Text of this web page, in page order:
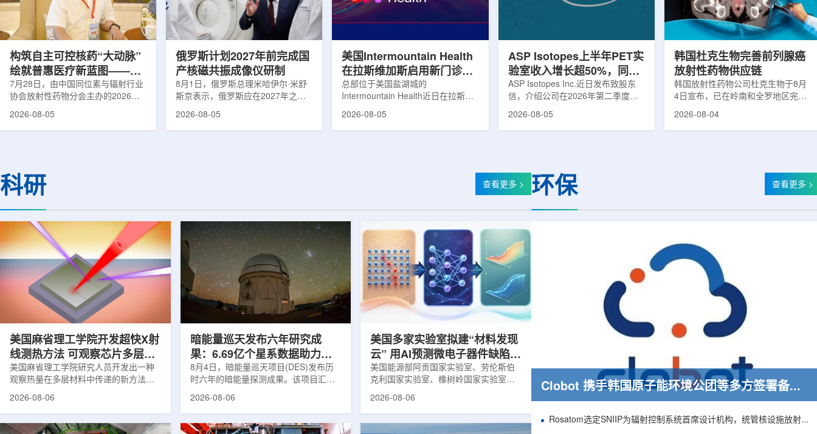
技术，旨在把物理输运模型转化为量
子电路，使粒子传播和随机游走动力
学能够直接在量子计算框架中表示和
相关放射性药物。此前，韩国所需
Lu-177完全依赖进口。由于其半衰
期约为6.6天，从生产、运输到药物
中科离子产业布局、经营情况，重点
围绕核医疗及高端装备关键技术突
会主任委员汪静、赣州市肿瘤医院党
该合作方向旨在把高分辨率三维成像
能力与图像引导机器人放射外科技术
连接起来，使医务人员能够更准确地
构筑自主可控核药“大动脉”
绘就普惠医疗新蓝图——专
访中国同辐总工程师、中核
集团首席科学家刘蕴韬
7月28日，由中国同位素与辐射行业
协会放射性药物分会主办的2026年
放射性药物创新发展大会在山西省太
辐党委委员、总工程师、中核集团首
席科学家刘蕴韬接受记者专访时表
持续缩小城乡核医疗资源差距。同
时，以...
2026-08-05
俄罗斯计划2027年前完成国
产核磁共振成像仪研制
8月1日，俄罗斯总理米哈伊尔·米舒
斯京表示，俄罗斯应在2027年之前
完成国产核磁共振成像仪的研制工
核磁共振成像仪。该设备若按计划
完...
2026-08-05
美国Intermountain Health
在拉斯维加斯启用新门诊诊
所，配置PET/CT和直线加
速器
总部位于美国盐湖城的
Intermountain Health近日在拉斯维
加斯西南部启用一座新的门诊诊所。
了此前分布在拉斯维加斯谷多个地点
疗服务。根据介绍，诊所服务范围包
括成人及...
2026-08-05
ASP Isotopes上半年PET实
验室收入增长超50%，同位
素浓缩设施推进商业生产
ASP Isotopes Inc.近日发布致股东
信，介绍公司在2026年第二季度财
务业绩公布前各业务板块的运营进
相关业务通常与放射性药物制备、分
子影像和核医学诊断应用密切相关。
入商业生产前的最后阶段，预计将在
2026年下半年交...
2026-08-05
韩国杜克生物完善前列腺癌
放射性药物供应链
韩国放射性药物公司杜克生物于8月
4日宣布，已在岭南和全罗地区完成
前列腺癌诊断用放射性药物
均已纳入其供应范围。据韩国卫生福
利部国家癌症登记处数据，2023年
向治疗的日益普及，对前列腺癌治...
2026-08-04
科研 查看更多 >
美国麻省理工学院开发超快X射
线测热方法 可观察芯片多层结
构热传递
美国麻省理工学院研究人员开发出一种
观察热量在多层材料中传递的新方法，
于《自然通讯》。随着计算机芯片尺寸
不断缩小、功率密度持续提高，器件过
2026-08-06
暗能量巡天发布六年研究成
果：6.69亿个星系数据助力约
束宇宙加速膨胀
8月4日，暗能量巡天项目(DES)发布历
时六年的暗能量探测成果。该项目汇总
6.69亿个星系、数千个星系团以及3000
多颗超新星的信息，用于研究宇宙加速
2026-08-06
美国多家实验室拟建“材料发现
云” 用AI预测微电子器件缺陷影
响
美国能源部阿贡国家实验室、劳伦斯伯
克利国家实验室、橡树岭国家实验室和
智能框架，预测微小缺陷如何影响微电
子器件的性能和寿命。材料发现云可视
2026-08-06
环保 查看更多 >
Clobot 携手韩国原子能环境公团等多方签署备忘录，推动放射性废物安全管理多机型机器人示范
Rosatom选定SNIIP为辐射控制系统首席设计机构，统管核设施放射仪表标准化与进口替代保障